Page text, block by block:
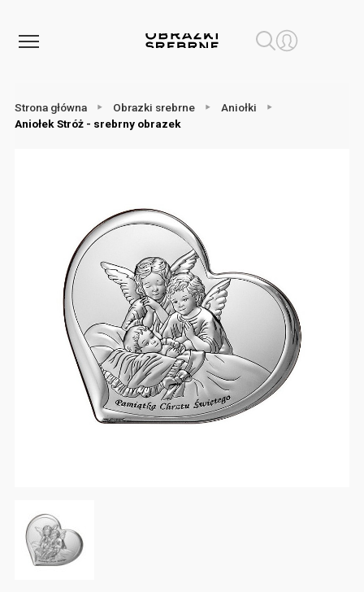
Strona główna Obrazki srebrne
Aniołki
Aniołek Stróż - srebrny obrazek